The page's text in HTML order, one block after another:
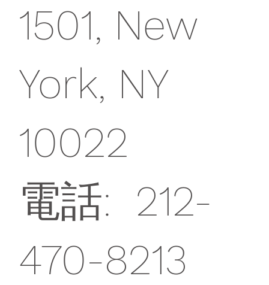
1501, New
York, NY
10022
電話: 212-
470-8213